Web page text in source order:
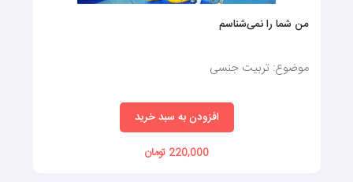
من شما را نمی‌شناسم
موضوع: تربیت جنسی
افزودن به سبد خرید
220,000 تومان